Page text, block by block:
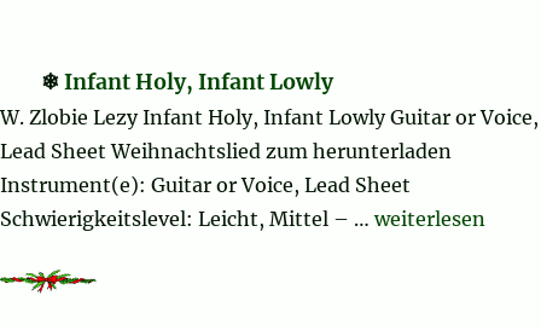
Infant Holy, Infant Lowly
W. Zlobie Lezy Infant Holy, Infant Lowly Guitar or Voice,
Lead Sheet Weihnachtslied zum herunterladen
Instrument(e): Guitar or Voice, Lead Sheet
Schwierigkeitslevel: Leicht, Mittel – …„Infant Holy,
weiterlesen